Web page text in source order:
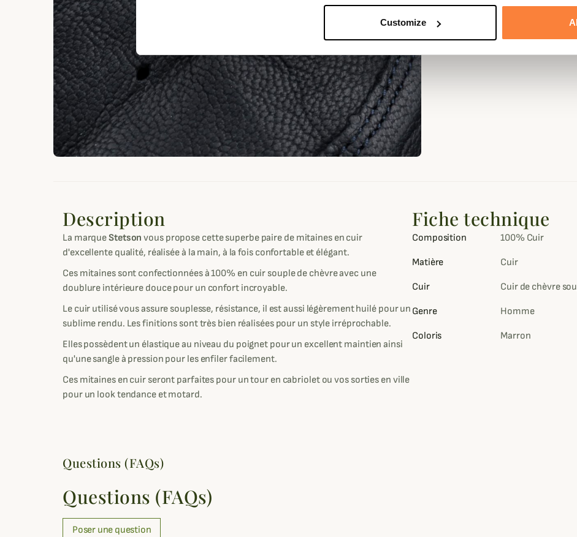
Customize
Description
La marqueStetson vous propose cette superbe paire de mitaines en cuir
d'excellente qualité, réalisée à la main, à la fois confortable et élégant.
Ces mitaines sont confectionnées à 100% en cuir souple de chèvre avec une
doublure intérieure douce pour un confort incroyable.
Le cuir utilisé vous assure souplesse, résistance, il est aussi légèrement huilé pour un
sublime rendu. Les finitions sont très bien réalisées pour un style irréprochable.
Elles possèdent un élastique au niveau du poignet pour un excellent maintien ainsi
qu'une sangle à pression pour les enfiler facilement.
Ces mitaines en cuir seront parfaites pour un tour en cabriolet ou vos sorties en ville
pour un look tendance et motard.
Fiche technique
Composition 100% Cuir
Matière Cuir
Cuir Cuir de chèvre
Genre Homme
Coloris Marron
Questions (FAQs)
Questions (FAQs)
Poser une question